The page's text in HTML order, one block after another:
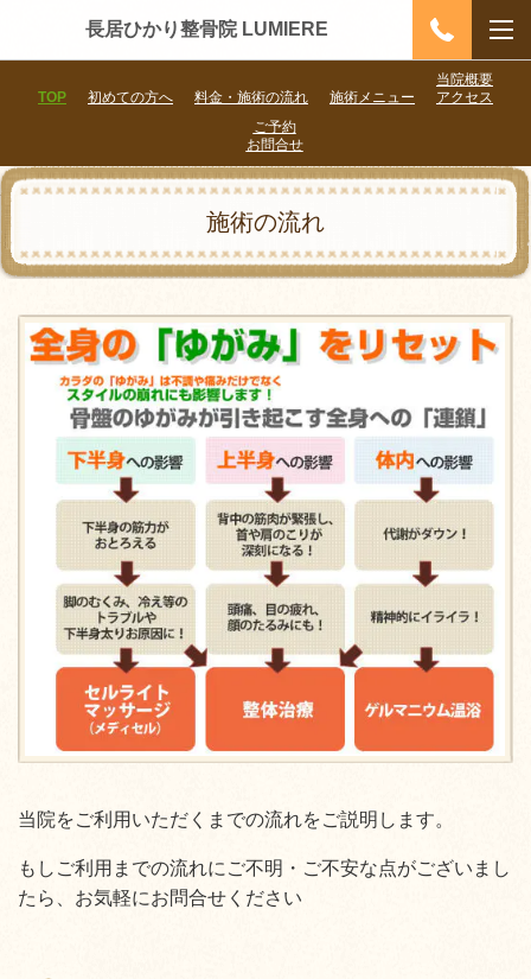
長居ひかり整骨院 LUMIERE
TOP 初めての方へ 料金・施術の流れ 施術メニュー
当院概要
アクセス
ご予約
お問合せ
施術の流れ
当院をご利用いただくまでの流れをご説明します。
もしご利用までの流れにご不明・ご不安な点がございまし
たら、お気軽にお問合せください